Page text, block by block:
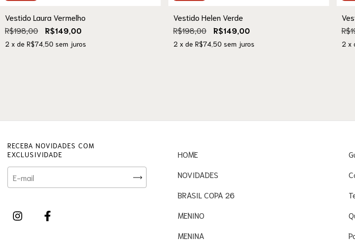
Vestido Laura Vermelho
R$198,00 R$149,00
2 x de R$74,50 sem juros
Vestido Helen Verde
R$198,00 R$149,00
2 x de R$74,50 sem juros 2 x
RECEBA NOVIDADES COM
EXCLUSIVIDADE
HOME
NOVIDADES
BRASIL COPA 26
MENINO
MENINA